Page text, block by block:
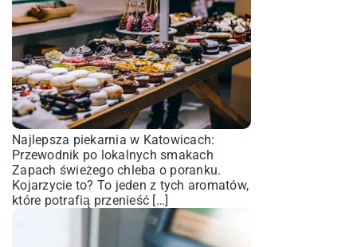
Najlepsza piekarnia w Katowicach:
Przewodnik po lokalnych smakach
Zapach świeżego chleba o poranku.
Kojarzycie to? To jeden z tych aromatów,
które potrafią przenieść […]